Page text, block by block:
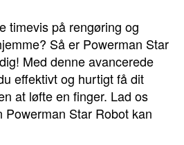
timevis på rengøring og
Så er Powerman Star
Med denne avancerede
effektivt og hurtigt få dit
at løfte en finger. Lad os
Powerman Star Robot kan